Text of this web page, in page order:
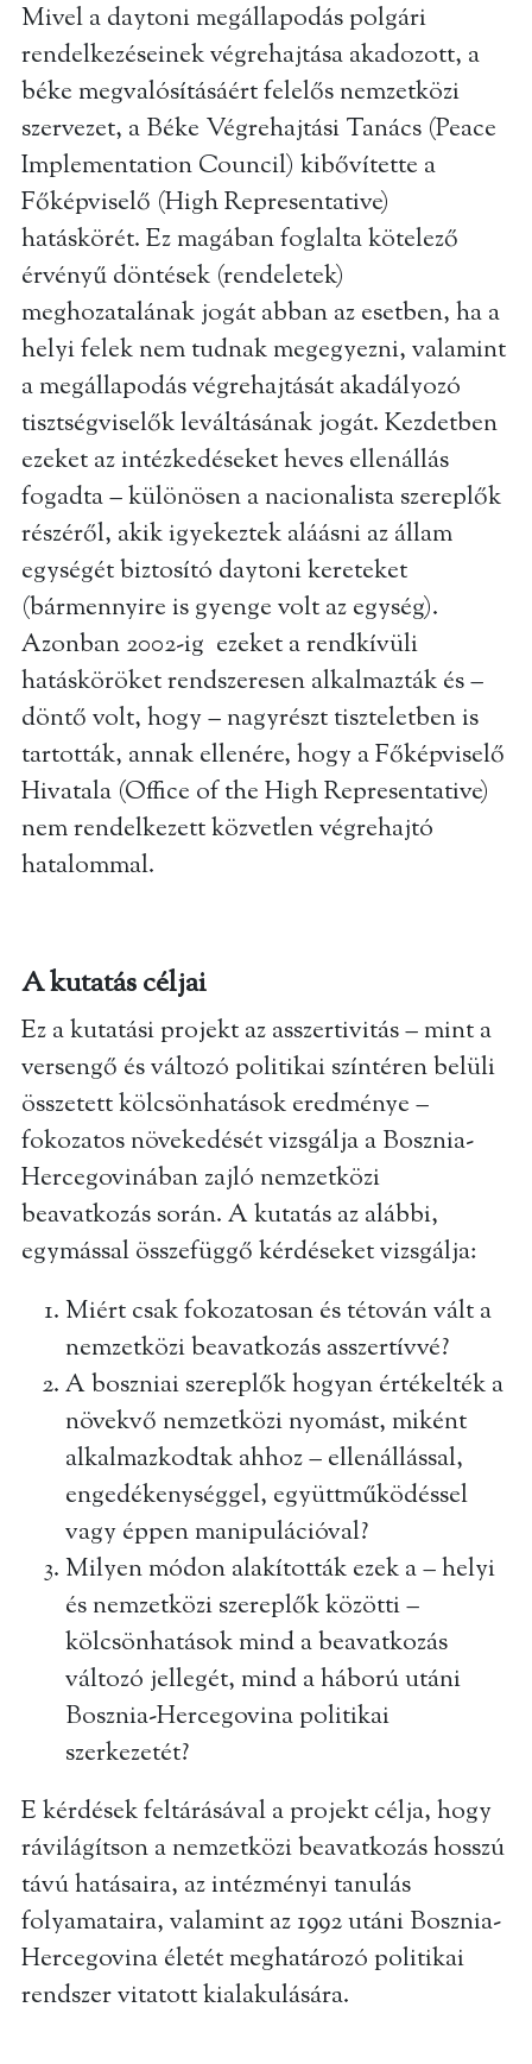
Mivel a daytoni megállapodás polgári
rendelkezéseinek végrehajtása akadozott, a
béke megvalósításáért felelős nemzetközi
szervezet, a Béke Végrehajtási Tanács (Peace
Implementation Council) kibővítette a
Főképviselő (High Representative)
hatáskörét. Ez magában foglalta kötelező
érvényű döntések (rendeletek)
meghozatalának jogát abban az esetben, ha a
helyi felek nem tudnak megegyezni, valamint
a megállapodás végrehajtását akadályozó
tisztségviselők leváltásának jogát. Kezdetben
ezeket az intézkedéseket heves ellenállás
fogadta – különösen a nacionalista szereplők
részéről, akik igyekeztek aláásni az állam
egységét biztosító daytoni kereteket
(bármennyire is gyenge volt az egység).
Azonban 2002-ig ezeket a rendkívüli
hatásköröket rendszeresen alkalmazták és –
döntő volt, hogy – nagyrészt tiszteletben is
tartották, annak ellenére, hogy a Főképviselő
Hivatala (Office of the High Representative)
nem rendelkezett közvetlen végrehajtó
hatalommal.
A kutatás céljai
Ez a kutatási projekt az asszertivitás – mint a
versengő és változó politikai színtéren belüli
összetett kölcsönhatások eredménye –
fokozatos növekedését vizsgálja a Bosznia-
Hercegovinában zajló nemzetközi
beavatkozás során. A kutatás az alábbi,
egymással összefüggő kérdéseket vizsgálja:
Miért csak fokozatosan és tétován vált a
nemzetközi beavatkozás asszertívvé?
A boszniai szereplők hogyan értékelték a
növekvő nemzetközi nyomást, miként
alkalmazkodtak ahhoz – ellenállással,
engedékenységgel, együttműködéssel
vagy éppen manipulációval?
Milyen módon alakították ezek a – helyi
és nemzetközi szereplők közötti –
kölcsönhatások mind a beavatkozás
változó jellegét, mind a háború utáni
Bosznia-Hercegovina politikai
szerkezetét?
E kérdések feltárásával a projekt célja, hogy
rávilágítson a nemzetközi beavatkozás hosszú
távú hatásaira, az intézményi tanulás
folyamataira, valamint az 1992 utáni Bosznia-
Hercegovina életét meghatározó politikai
rendszer vitatott kialakulására.